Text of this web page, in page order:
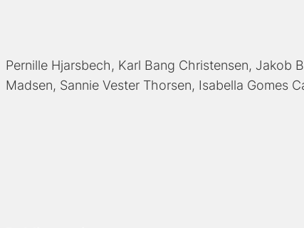
Pernille Hjarsbech Karl Bang Christensen Jakob
Madsen Sannie Vester Thorsen Isabella Gomes